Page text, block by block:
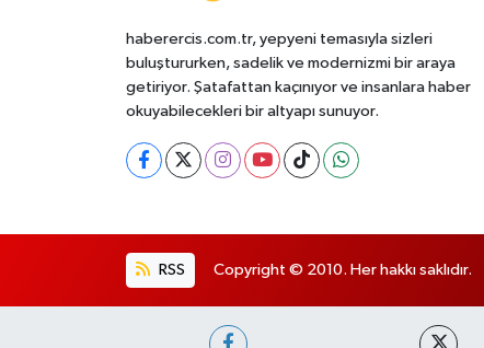
haberercis.com.tr, yepyeni temasıyla sizleri
buluştururken, sadelik ve modernizmi bir araya
getiriyor. Şatafattan kaçınıyor ve insanlara haber
okuyabilecekleri bir altyapı sunuyor.
RSS Copyright © 2010. Her hakkı saklıdır.